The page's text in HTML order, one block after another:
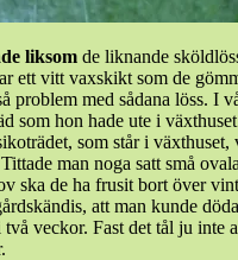
liksom de liknande
ett vitt vaxskikt som de
problem med sådana löss. I
som hon hade ute i
som står i växthuset,
man noga satt små
ska de ha frusit bort över
att man kunde
veckor. Fast det tål ju inte